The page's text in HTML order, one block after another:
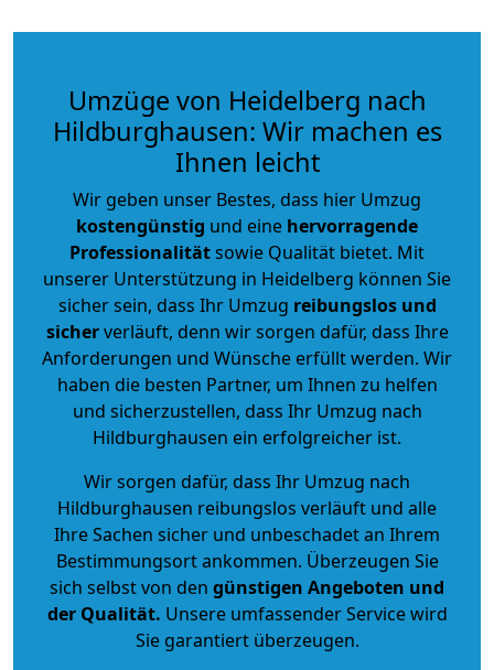
Umzüge von Heidelberg nach
Hildburghausen: Wir machen es
Ihnen leicht
Wir geben unser Bestes, dass hier Umzug
kostengünstig und eine hervorragende
Professionalitätsowie Qualität bietet. Mit
unserer Unterstützung in Heidelberg können Sie
sicher sein, dass Ihr Umzug reibungslos und
sicherverläuft, denn wir sorgen dafür, dass Ihre
Anforderungen und Wünsche erfüllt werden. Wir
haben die besten Partner, um Ihnen zu helfen
und sicherzustellen, dass Ihr Umzug nach
Hildburghausen ein erfolgreicher ist.
Wir sorgen dafür, dass Ihr Umzug nach
Hildburghausen reibungslos verläuft und alle
Ihre Sachen sicher und unbeschadet an Ihrem
Bestimmungsort ankommen. Überzeugen Sie
sich selbst von den günstigen Angeboten und
der Qualität. Unsere umfassender Service wird
Sie garantiert überzeugen.